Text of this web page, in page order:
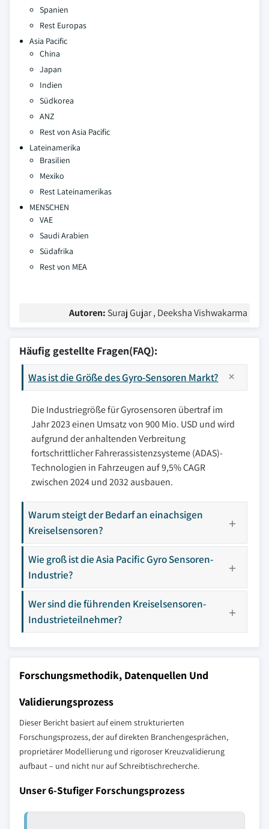
Spanien
Rest Europas
Asia Pacific
China
Japan
Indien
Südkorea
ANZ
Rest von Asia Pacific
Lateinamerika
Brasilien
Mexiko
Rest Lateinamerikas
MENSCHEN
VAE
Saudi Arabien
Südafrika
Rest von MEA
Autoren: Suraj Gujar , Deeksha Vishwakarma
Häufig gestellte Fragen(FAQ):
Was ist die Größe des Gyro-Sensoren Markt?
Die Industriegröße für Gyrosensoren übertraf im
Jahr 2023 einen Umsatz von 900 Mio. USD und wird
aufgrund der anhaltenden Verbreitung
fortschrittlicher Fahrerassistenzsysteme (ADAS)-
Technologien in Fahrzeugen auf 9,5% CAGR
zwischen 2024 und 2032 ausbauen.
Warum steigt der Bedarf an einachsigen
Kreiselsensoren?
Wie groß ist die Asia Pacific Gyro Sensoren-
Industrie?
Wer sind die führenden Kreiselsensoren-
Industrieteilnehmer?
Forschungsmethodik, Datenquellen Und
Validierungsprozess
Dieser Bericht basiert auf einem strukturierten
Forschungsprozess, der auf direkten Branchengesprächen,
proprietärer Modellierung und rigoroser Kreuzvalidierung
aufbaut – und nicht nur auf Schreibtischrecherche.
Unser 6-Stufiger Forschungsprozess